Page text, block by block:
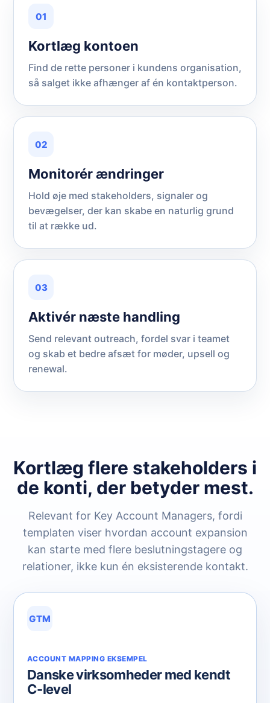
01
Kortlæg kontoen
Find de rette personer i kundens organisation,
så salget ikke afhænger af én kontaktperson.
02
Monitorér ændringer
Hold øje med stakeholders, signaler og
bevægelser, der kan skabe en naturlig grund
til at række ud.
03
Aktivér næste handling
Send relevant outreach, fordel svar i teamet
og skab et bedre afsæt for møder, upsell og
renewal.
Kortlæg flere stakeholders i
de konti, der betyder mest.
Relevant for Key Account Managers, fordi
templaten viser hvordan account expansion
kan starte med flere beslutningstagere og
relationer, ikke kun én eksisterende kontakt.
GTM
ACCOUNT MAPPING EKSEMPEL
Danske virksomheder med kendt
C-level